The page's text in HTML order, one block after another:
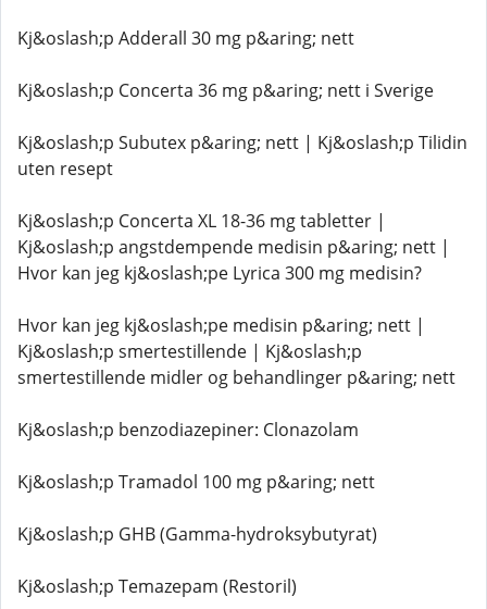
Kj&oslash;p Adderall 30 mg p&aring; nett
Kj&oslash;p Concerta 36 mg p&aring; nett i Sverige
Kj&oslash;p Subutex p&aring; nett | Kj&oslash;p Tilidin
uten resept
Kj&oslash;p Concerta XL 18-36 mg tabletter |
Kj&oslash;p angstdempende medisin p&aring; nett |
Hvor kan jeg kj&oslash;pe Lyrica 300 mg medisin?
Hvor kan jeg kj&oslash;pe medisin p&aring; nett |
Kj&oslash;p smertestillende | Kj&oslash;p
smertestillende midler og behandlinger p&aring; nett
Kj&oslash;p benzodiazepiner: Clonazolam
Kj&oslash;p Tramadol 100 mg p&aring; nett
Kj&oslash;p GHB (Gamma-hydroksybutyrat)
Kj&oslash;p Temazepam (Restoril)